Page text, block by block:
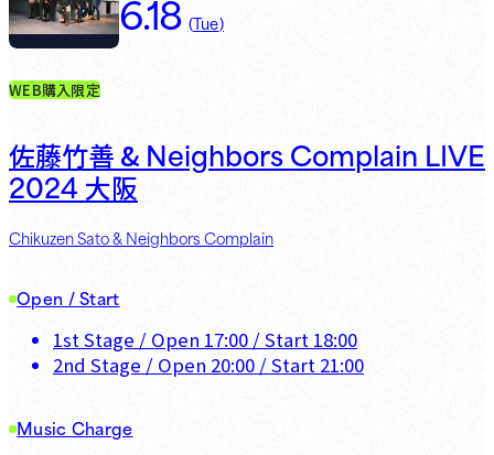
(Tue)
WEB購入限定
佐藤竹善 & Neighbors Complain LIVE
2024大阪
Chikuzen Sato & Neighbors Complain
Open / Start
1st Stage / Open 17:00 / Start 18:00
2nd Stage / Open 20:00 / Start 21:00
Music Charge